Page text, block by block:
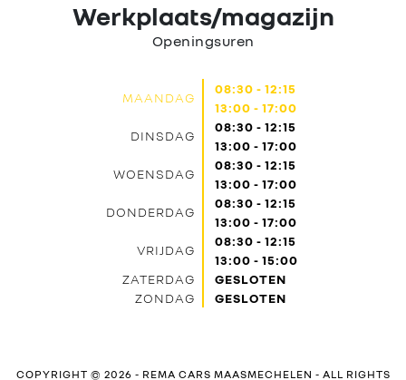
Werkplaats/magazijn
Openingsuren
MAANDAG
08:30 - 12:15
13:00 - 17:00
DINSDAG
08:30 - 12:15
13:00 - 17:00
WOENSDAG
08:30 - 12:15
13:00 - 17:00
DONDERDAG
08:30 - 12:15
13:00 - 17:00
VRIJDAG
08:30 - 12:15
13:00 - 15:00
ZATERDAG
GESLOTEN
ZONDAG
GESLOTEN
COPYRIGHT © 2026 - REMA CARS MAASMECHELEN - ALL RIGHTS